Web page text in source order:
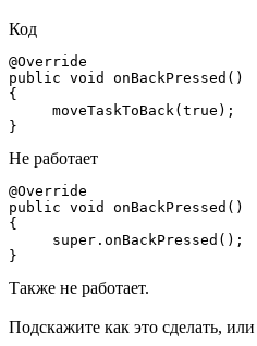
Код
@Override
public void onBackPressed()
{
     moveTaskToBack(true);
}
Не работает
@Override
public void onBackPressed()
{
     super.onBackPressed();
}
Также не работает.
Подскажите как это сделать,